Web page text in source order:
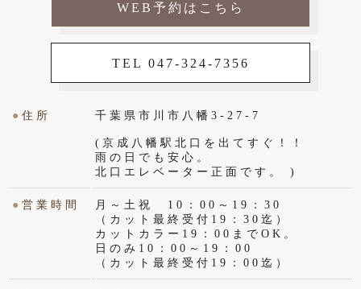
WEB予約はこちら
TEL 047-324-7356
●住所 千葉県市川市八幡3-27-7
(京成八幡駅北口を出てすぐ！！
雨の日でも安心。
北口エレベーター正面です。 )
●営業時間
月～土祝 10：00～19：30
（カット最終受付19：30迄）
カットカラー19：00までOK。
日のみ10：00～19：00
（カット最終受付19：00迄）